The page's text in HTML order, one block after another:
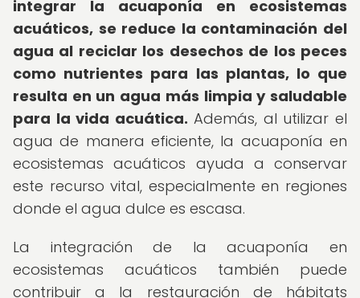
integrar la acuaponía en ecosistemas
acuáticos, se reduce la contaminación del
agua al reciclar los desechos de los peces
como nutrientes para las plantas, lo que
resulta en un agua más limpia y saludable
para la vida acuática. Además, al utilizar el
agua de manera eficiente, la acuaponía en
ecosistemas acuáticos ayuda a conservar
este recurso vital, especialmente en regiones
donde el agua dulce es escasa.
La integración de la acuaponía en
ecosistemas acuáticos también puede
contribuir a la restauración de hábitats